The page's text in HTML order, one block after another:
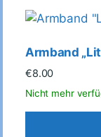
Armband
€8.00